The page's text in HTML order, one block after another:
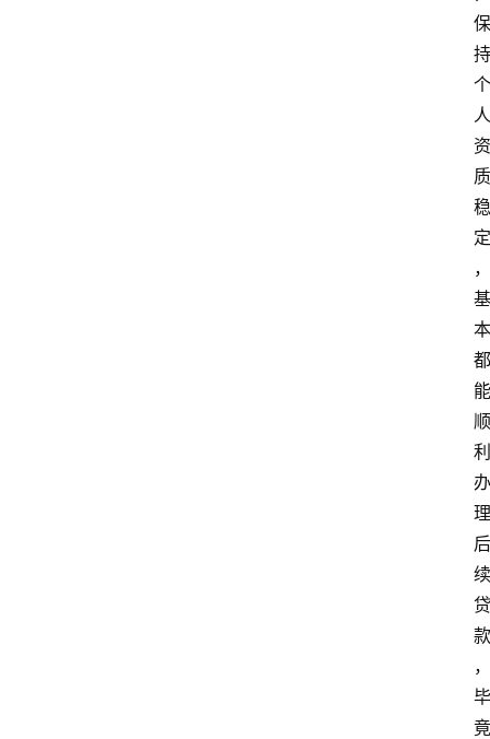
保
持
个
人
资
质
稳
定
，
基
本
都
能
顺
利
办
理
后
续
贷
款
，
毕
竟